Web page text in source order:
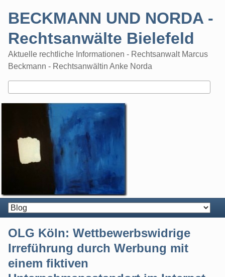
BECKMANN UND NORDA -
Rechtsanwälte Bielefeld
Aktuelle rechtliche Informationen - Rechtsanwalt Marcus
Beckmann - Rechtsanwältin Anke Norda
OLG Köln: Wettbewerbswidrige
Irreführung durch Werbung mit
einem fiktiven